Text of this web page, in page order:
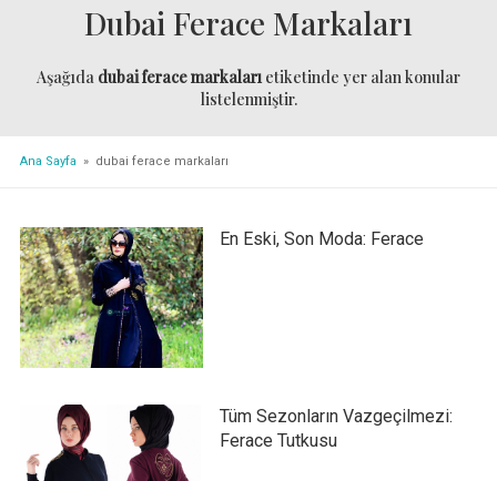
Dubai Ferace Markaları
Aşağıda dubai ferace markalarıetiketinde yer alan konular
listelenmiştir.
Ana Sayfa » dubai ferace markaları
En Eski, Son Moda: Ferace
Tüm Sezonların Vazgeçilmezi:
Ferace Tutkusu